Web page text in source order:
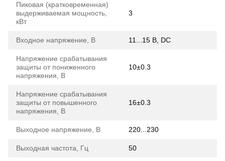
Пиковая (кратковременная)
выдерживаемая мощность,
кВт
3
Входное напряжение, В 11...15 В, DC
Напряжение срабатывания
защиты от пониженного
напряжения, В
10±0.3
Напряжение срабатывания
защиты от повышенного
напряжения, В
16±0.3
Выходное напряжение, В 220...230
Выходная частота, Гц 50